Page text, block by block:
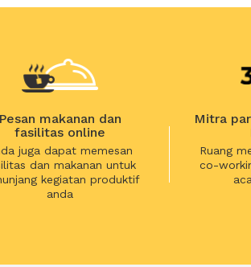
Pesan makanan dan
fasilitas online
juga dapat memesan
dan makanan untuk
kegiatan produktif
anda
Mitra
Ruang
co-